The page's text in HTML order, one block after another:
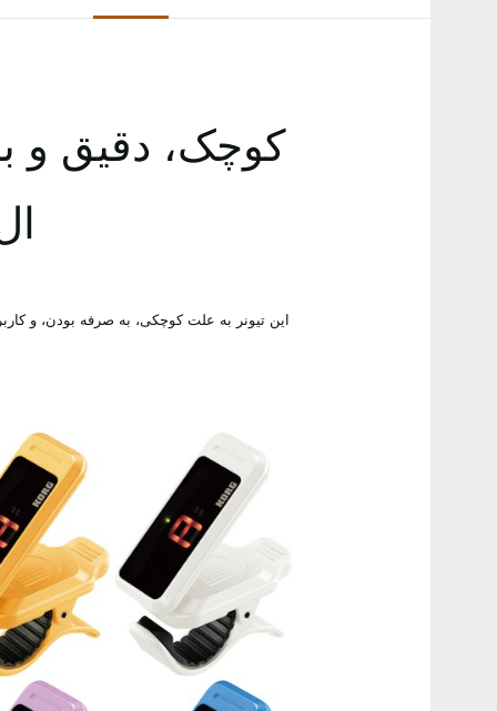
کوچک، دقیق و
این تیونر به علت کوچکی، به صرفه بودن، و